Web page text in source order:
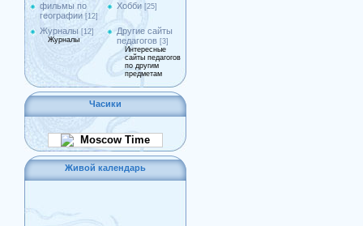
фильмы по
географии [12]
Хобби [25]
Журналы [12]
Журналы
Другие сайты
педагогов [3]
Интересные
сайты педагогов
по другим
предметам
Часики
Moscow Time
Живой календарь